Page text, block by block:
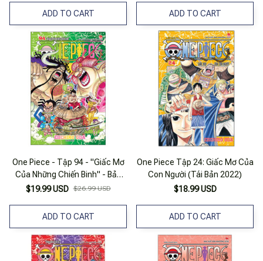
ADD TO CART ADD TO CART
One Piece - Tập 94 - "Giấc Mơ
Của Những Chiến Binh" - Bản
Bìa Áo (Tái Bản 2022)
$19.99 USD $26.99 USD
ADD TO CART
One Piece Tập 24: Giấc Mơ Của
Con Người (Tái Bản 2022)
$18.99 USD
ADD TO CART